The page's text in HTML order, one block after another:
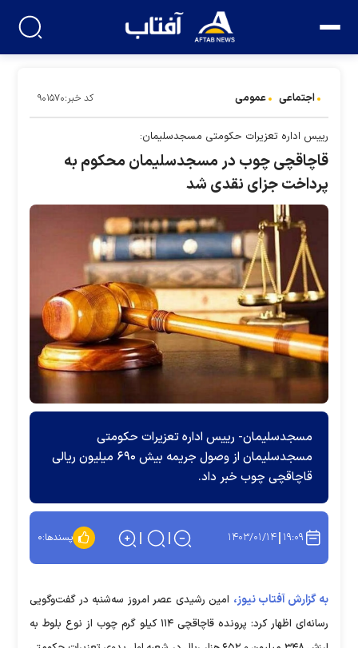
اجتماعی عمومی کد خبر:۹۰۱۵۷۰
رییس اداره تعزیرات حکومتی مسجدسلیمان:
قاچاقچی چوب در مسجدسلیمان محکوم به
پرداخت جزای نقدی شد
مسجدسلیمان- رییس اداره تعزیرات حکومتی
مسجدسلیمان از وصول جریمه بیش ۶۹۰ میلیون ریالی
قاچاقچی چوب خبر داد.
۱۹:۰۹ ۱۴۰۳/۰۱/۱۴ پسندها:۰
به گزارش آفتاب نیوز، امین رشیدی عصر امروز سه‌شنبه در گفت‌وگویی
رسانه‌ای اظهار کرد: پرونده قاچاقچی ۱۱۴ کیلو گرم چوب از نوع بلوط به